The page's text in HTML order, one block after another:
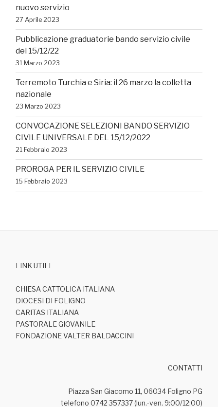
nuovo servizio
27 Aprile 2023
Pubblicazione graduatorie bando servizio civile
del 15/12/22
31 Marzo 2023
Terremoto Turchia e Siria: il 26 marzo la colletta
nazionale
23 Marzo 2023
CONVOCAZIONE SELEZIONI BANDO SERVIZIO
CIVILE UNIVERSALE DEL 15/12/2022
21 Febbraio 2023
PROROGA PER IL SERVIZIO CIVILE
15 Febbraio 2023
LINK UTILI
CHIESA CATTOLICA ITALIANA
DIOCESI DI FOLIGNO
CARITAS ITALIANA
PASTORALE GIOVANILE
FONDAZIONE VALTER BALDACCINI
CONTATTI
Piazza San Giacomo 11, 06034 Foligno PG
telefono 0742 357337 (lun.-ven. 9:00/12:00)